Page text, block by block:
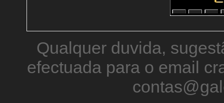
Qualquer duvida,
efectuada para o email